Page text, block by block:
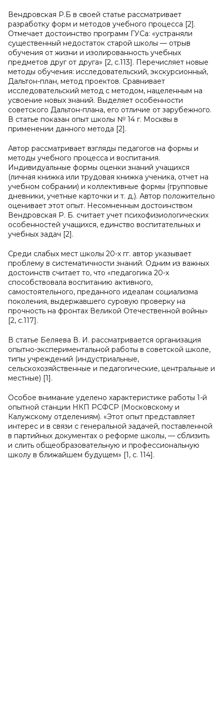
Вендровская Р.Б в своей статье рассматривает
разработку форм и методов учебного процесса [2].
Отмечает достоинство программ ГУСа: «устраняли
существенный недостаток старой школы — отрыв
обучения от жизни и изолированность учебных
предметов друг от друга» [2, с.113]. Перечисляет новые
методы обучения: исследовательский, экскурсионный,
Дальтон-план, метод проектов. Сравнивает
исследовательский метод с методом, нацеленным на
усвоение новых знаний. Выделяет особенности
советского Дальтон-плана, его отличие от зарубежного.
В статье показан опыт школы № 14 г. Москвы в
применении данного метода [2].
Автор рассматривает взгляды педагогов на формы и
методы учебного процесса и воспитания.
Индивидуальные формы оценки знаний учащихся
(личная книжка или трудовая книжка ученика, отчет на
учебном собрании) и коллективные формы (групповые
дневники, учетные карточки и т. д.). Автор положительно
оценивает этот опыт. Несомненным достоинством
Вендровская Р. Б. считает учет психофизиологических
особенностей учащихся, единство воспитательных и
учебных задач [2].
Среди слабых мест школы 20-х гг. автор указывает
проблему в систематичности знаний. Одним из важных
достоинств считает то, что «педагогика 20-х
способствовала воспитанию активного,
самостоятельного, преданного идеалам социализма
поколения, выдержавшего суровую проверку на
прочность на фронтах Великой Отечественной войны»
[2, с.117].
В статье Беляева В. И. рассматривается организация
опытно-экспериментальной работы в советской школе,
типы учреждений (индустриальные,
сельскохозяйственные и педагогические, центральные и
местные) [1].
Особое внимание уделено характеристике работы 1-й
опытной станции НКП РСФСР (Московскому и
Калужскому отделениям). «Этот опыт представляет
интерес и в связи с генеральной задачей, поставленной
в партийных документах о реформе школы, — сблизить
и слить общеобразовательную и профессиональную
школу в ближайшем будущем» [1, c. 114].